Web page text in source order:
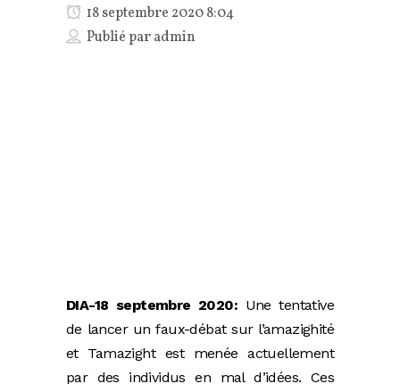
18 septembre 2020 8:04
Publié paradmin
DIA-18 septembre 2020: Une tentative
de lancer un faux-débat sur l’amazighité
et Tamazight est menée actuellement
par des individus en mal d’idées. Ces